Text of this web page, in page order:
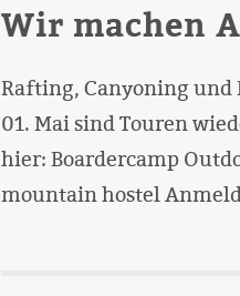
Wir machen
Rafting, Canyoning und
01. Mai sind Touren
hier: Boardercamp
mountain hostel